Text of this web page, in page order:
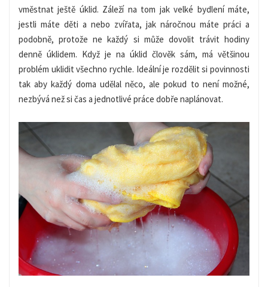
vměstnat ještě úklid. Záleží na tom jak velké bydlení máte,
jestli máte děti a nebo zvířata, jak náročnou máte práci a
podobně, protože ne každý si může dovolit trávit hodiny
denně úklidem. Když je na úklid člověk sám, má většinou
problém uklidit všechno rychle. Ideální je rozdělit si povinnosti
tak aby každý doma udělal něco, ale pokud to není možné,
nezbývá než si čas a jednotlivé práce dobře naplánovat.